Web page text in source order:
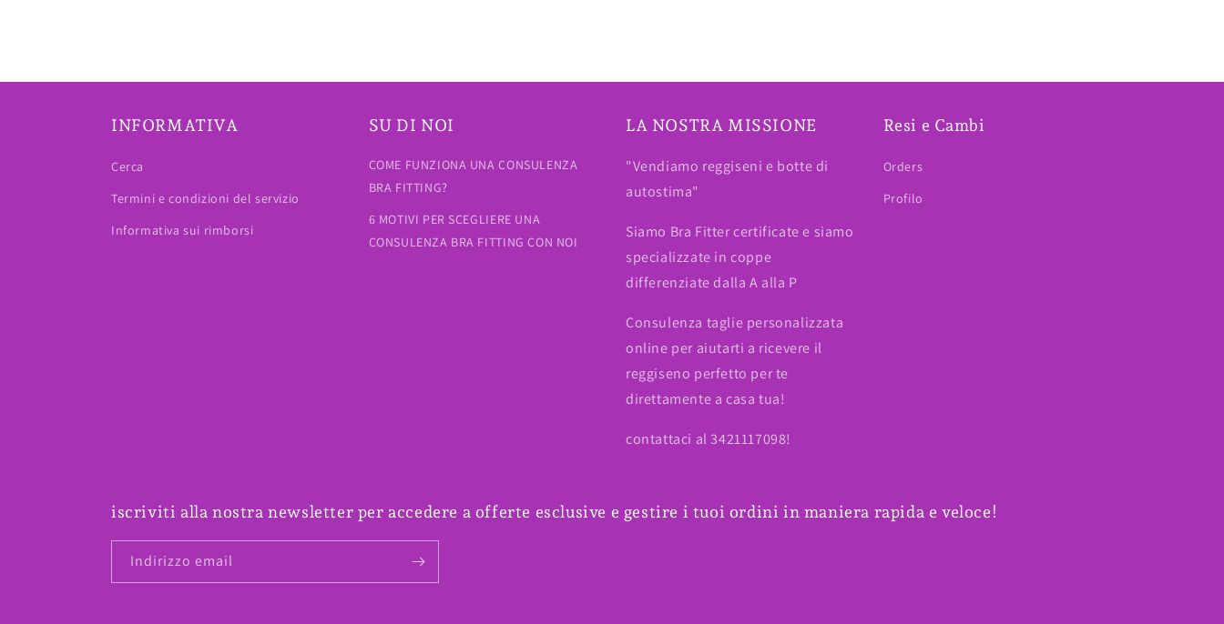
INFORMATIVA
Cerca
Termini e condizioni del servizio
Informativa sui rimborsi
SU DI NOI
COME FUNZIONA UNA CONSULENZA
BRA FITTING?
6 MOTIVI PER SCEGLIERE UNA
CONSULENZA BRA FITTING CON NOI
LA NOSTRA MISSIONE
"Vendiamo reggiseni e botte di
autostima"
Siamo Bra Fitter certificate e siamo
specializzate in coppe
differenziate dalla A alla P
Consulenza taglie personalizzata
online per aiutarti a ricevere il
reggiseno perfetto per te
direttamente a casa tua!
contattaci al 3421117098!
Resi e Cambi
Orders
Profilo
iscriviti alla nostra newsletter per accedere a offerte esclusive e gestire i tuoi ordini in maniera rapida e veloce!
Indirizzo email